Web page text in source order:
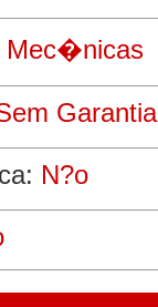
Mec�nicas
Garantia
N?o